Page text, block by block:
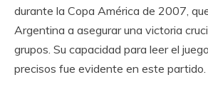
durante la Copa América de 2007,
Argentina a asegurar una victoria
grupos. Su capacidad para leer el
precisos fue evidente en este partido.